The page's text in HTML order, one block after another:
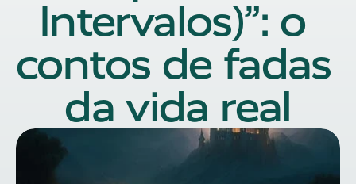
Intervalos)”: o
contos de fadas
da vida real